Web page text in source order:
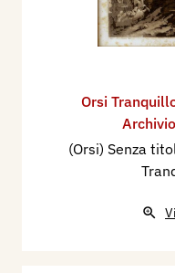
Orsi
(Orsi) Senza